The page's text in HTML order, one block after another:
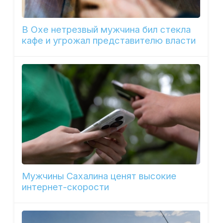
В Охе нетрезвый мужчина бил стекла
кафе и угрожал представителю власти
Мужчины Сахалина ценят высокие
интернет-скорости